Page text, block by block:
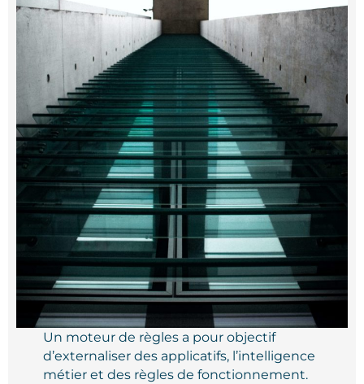
Un moteur de règles a pour objectif
d’externaliser des applicatifs, l’intelligence
métier et des règles de fonctionnement.